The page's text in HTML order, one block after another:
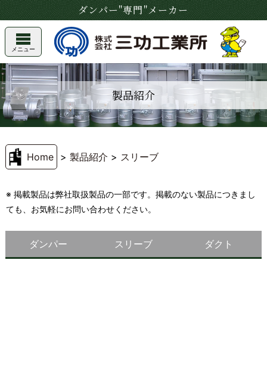
ダンパー"専門"メーカー
メニュー
製品紹介
Home > 製品紹介 > スリーブ
※ 掲載製品は弊社取扱製品の一部です。掲載のない製品につきまし
ても、お気軽にお問い合わせください。
ダンパー スリーブ ダクト